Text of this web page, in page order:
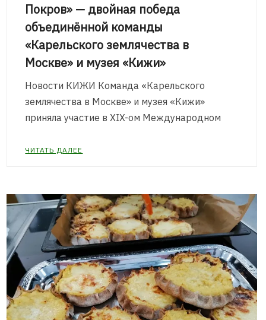
Покров» — двойная победа
объединённой команды
«Карельского землячества в
Москве» и музея «Кижи»
Новости КИЖИ Команда «Карельского
землячества в Москве» и музея «Кижи»
приняла участие в XIX-ом Международном
ЧИТАТЬ ДАЛЕЕ